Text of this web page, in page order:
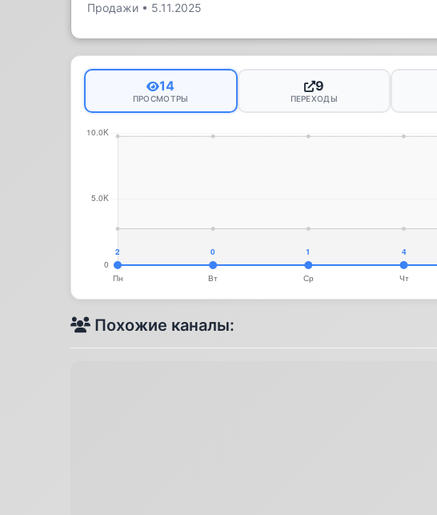
Продажи • 5.11.2025
14
ПРОСМОТРЫ
9
ПЕРЕХОДЫ
Похожие каналы: